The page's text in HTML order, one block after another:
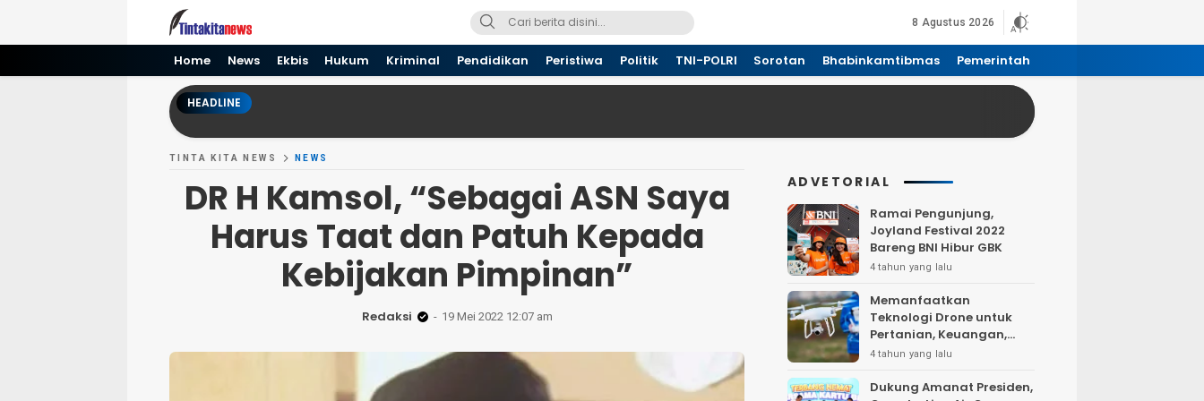
Tinta kita News
Informasi Terkini
8 Agustus 2026
Home News Ekbis Hukum Kriminal Pendidikan Peristiwa Politik TNI-POLRI Sorotan Bhabinkamtibmas Pemerintah
HEADLINE
TINTA KITA NEWS NEWS
DR H Kamsol, “Sebagai ASN Saya
Harus Taat dan Patuh Kepada
Kebijakan Pimpinan”
Redaksi 19 Mei 2022 12:07 am
ADVETORIAL
Ramai Pengunjung,
Joyland Festival 2022
Bareng BNI Hibur GBK
4 tahun yang lalu
Memanfaatkan
Teknologi Drone untuk
Pertanian, Keuangan,
Pertambangan, Real
Telekomunikasi.
4 tahun yang lalu
Dukung Amanat Presiden,